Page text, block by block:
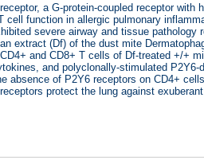
a G-protein-coupled receptor
cell function in allergic pulmonary
severe airway and tissue
extract (Df) of the dust mite
and CD8+ T cells of Df-treated +/+
and polyclonally-stimulated
absence of P2Y6 receptors on CD4+
protect the lung against